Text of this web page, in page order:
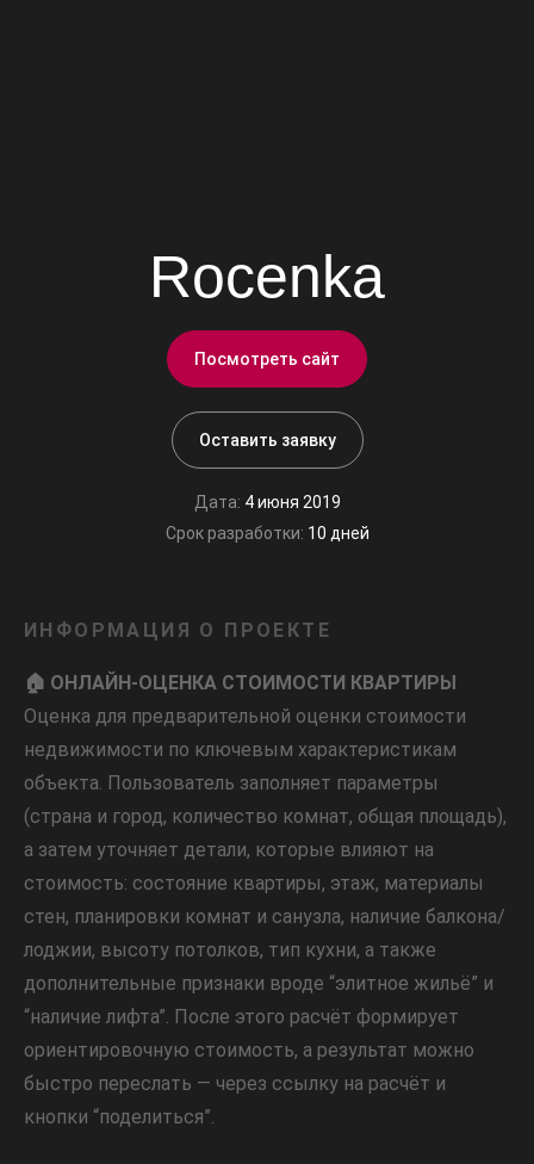
Rocenka
Посмотреть сайт
Оставить заявку
Дата: 4 июня 2019
Срок разработки: 10 дней
ИНФОРМАЦИЯ О ПРОЕКТЕ
🏠 ОНЛАЙН-ОЦЕНКА СТОИМОСТИ КВАРТИРЫ
Оценка для предварительной оценки стоимости
недвижимости по ключевым характеристикам
объекта. Пользователь заполняет параметры
(страна и город, количество комнат, общая площадь),
а затем уточняет детали, которые влияют на
стоимость: состояние квартиры, этаж, материалы
стен, планировки комнат и санузла, наличие балкона/
лоджии, высоту потолков, тип кухни, а также
дополнительные признаки вроде “элитное жильё” и
“наличие лифта”. После этого расчёт формирует
ориентировочную стоимость, а результат можно
быстро переслать — через ссылку на расчёт и
кнопки “поделиться”.